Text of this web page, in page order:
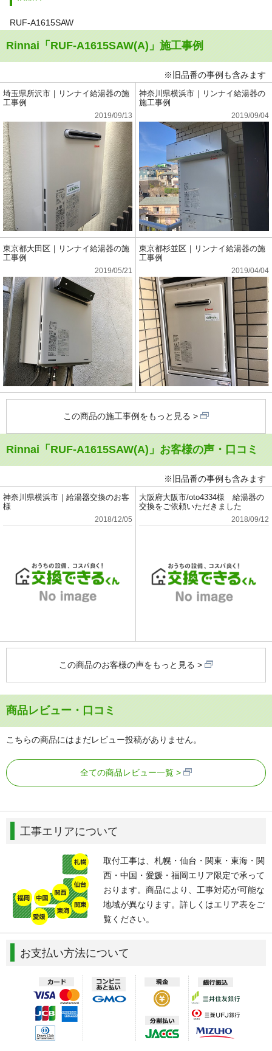
RUF-A1615SAW
Rinnai「RUF-A1615SAW(A)」施工事例
※旧品番の事例も含みます
埼玉県所沢市｜リンナイ給湯器の施
工事例
2019/09/13
神奈川県横浜市｜リンナイ給湯器の
施工事例
2019/09/04
東京都大田区｜リンナイ給湯器の施
工事例
2019/05/21
東京都杉並区｜リンナイ給湯器の施
工事例
2019/04/04
この商品の施工事例をもっと見る
Rinnai「RUF-A1615SAW(A)」お客様の声・口コミ
※旧品番の事例も含みます
神奈川県横浜市｜給湯器交換のお客
様
2018/12/05
大阪府大阪市/oto4334様 給湯器の
交換をご依頼いただきました
2018/09/12
この商品のお客様の声をもっと見る
商品レビュー・口コミ
こちらの商品にはまだレビュー投稿がありません。
全ての商品レビュー一覧
工事エリアについて
取付工事は、札幌・仙台・関東・東海・関
西・中国・愛媛・福岡エリア限定で承って
おります。商品により、工事対応が可能な
地域が異なります。詳しくはエリア表をご
覧ください。
お支払い方法について